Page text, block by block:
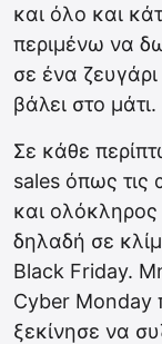
και όλο και
περιμένω να
σε ένα
βάλει στο μάτι.
Σε κάθε
sales όπως τις
και ολόκληρος
δηλαδή σε
Black Friday.
Cyber Monday
ξεκίνησε να